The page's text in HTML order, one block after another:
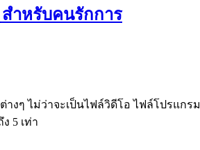
สำหรับคนรักการ
างๆ ไม่ว่าจะเป็นไฟล์วิดีโอ ไฟล์โปรแกรม
5 เท่า